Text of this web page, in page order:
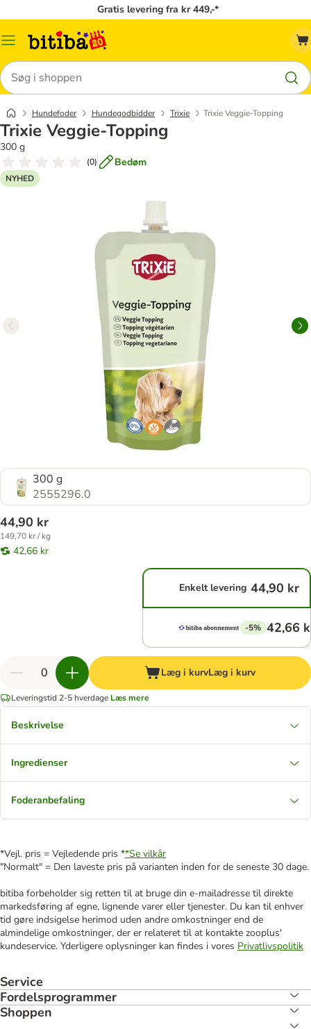
Gratis levering fra kr 449,-*
Menu
Søg
Hundefoder Hundegodbidder Trixie Trixie Veggie-Topping
Trixie Veggie-Topping
300 g
(0) Bedøm
NYHED
300 g
2555296.0
44,90 kr
149,70 kr / kg
42,66 kr
Enkelt levering 44,90 kr
-5% 42,66
Læg i kurvLæg i kurv
Leveringstid 2-5 hverdage Læs mere
Beskrivelse
Ingredienser
Foderanbefaling
*Vejl. pris = Vejledende pris **Se vilkår
"Normalt" = Den laveste pris på varianten inden for de seneste 30 dage.
bitiba forbeholder sig retten til at bruge din e-mailadresse til direkte
markedsføring af egne, lignende varer eller tjenester. Du kan til enhver
tid gøre indsigelse herimod uden andre omkostninger end de
almindelige omkostninger, der er relateret til at kontakte zooplus'
kundeservice. Yderligere oplysninger kan findes i vores Privatlivspolitik
Service
Fordelsprogrammer
Shoppen